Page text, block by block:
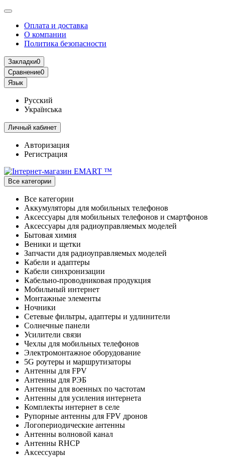
Оплата и доставка
О компании
Политика безопасности
Закладки0
Сравнение0
Язык
Русский
Українська
Личный кабинет
Авторизация
Регистрация
Все категории
Все категории
Аккумуляторы для мобильных телефонов
Аксессуары для мобильных телефонов и смартфонов
Аксессуары для радиоуправляемых моделей
Бытовая химия
Веники и щетки
Запчасти для радиоуправляемых моделей
Кабели и адаптеры
Кабели синхронизации
Кабельно-проводниковая продукция
Мобильный интернет
Монтажные элементы
Ночники
Сетевые фильтры, адаптеры и удлинители
Солнечные панели
Усилители связи
Чехлы для мобильных телефонов
Электромонтажное оборудование
5G роутеры и маршрутизаторы
Антенны для FPV
Антенны для РЭБ
Антенны для военных по частотам
Антенны для усиления интернета
Комплекты интернет в селе
Рупорные антенны для FPV дронов
Логопериодические антенны
Антенны волновой канал
Антенны RHCP
Аксессуары